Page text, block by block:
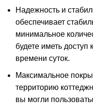
Надежность и
обеспечивает
минимальное
будете иметь доступ
времени суток.
Максимальное
территорию
вы могли